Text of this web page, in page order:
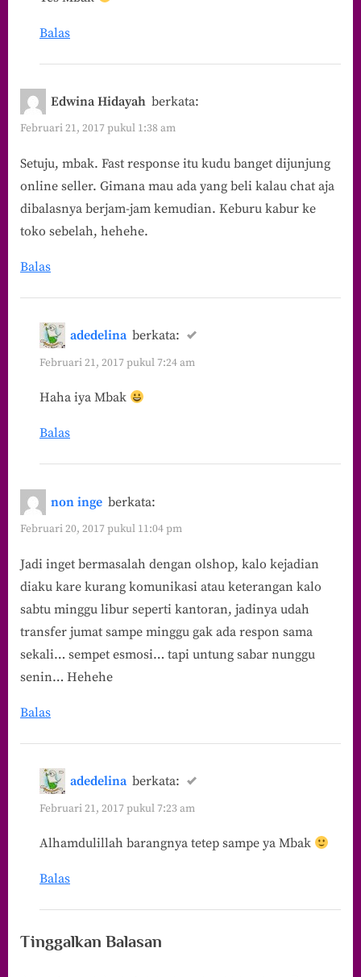
Balas
Edwina Hidayah berkata:
Februari 21, 2017 pukul 1:38 am
Setuju, mbak. Fast response itu kudu banget dijunjung
online seller. Gimana mau ada yang beli kalau chat aja
dibalasnya berjam-jam kemudian. Keburu kabur ke
toko sebelah, hehehe.
Balas
adedelina berkata:
Februari 21, 2017 pukul 7:24 am
Haha iya Mbak
Balas
non inge berkata:
Februari 20, 2017 pukul 11:04 pm
Jadi inget bermasalah dengan olshop, kalo kejadian
diaku kare kurang komunikasi atau keterangan kalo
sabtu minggu libur seperti kantoran, jadinya udah
transfer jumat sampe minggu gak ada respon sama
sekali… sempet esmosi… tapi untung sabar nunggu
senin… Hehehe
Balas
adedelina berkata:
Februari 21, 2017 pukul 7:23 am
Alhamdulillah barangnya tetep sampe ya Mbak
Balas
Tinggalkan Balasan